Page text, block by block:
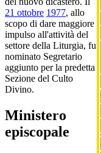
21 ottobre 1977, allo
scopo di dare maggiore
impulso all'attività del
settore della Liturgia, fu
nominato Segretario
aggiunto per la predetta
Sezione del Culto
Divino.
Ministero
episcopale